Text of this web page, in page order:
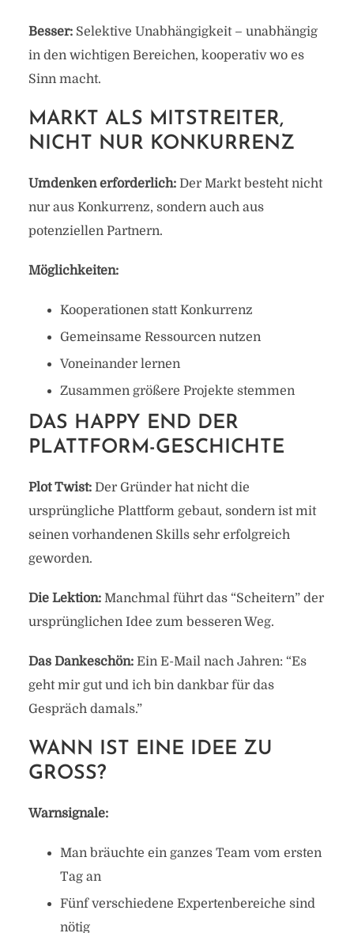
Besser:Selektive Unabhängigkeit – unabhängig
in den wichtigen Bereichen, kooperativ wo es
Sinn macht.
MARKT ALS MITSTREITER,
NICHT NUR KONKURRENZ
Umdenken erforderlich:Der Markt besteht nicht
nur aus Konkurrenz, sondern auch aus
potenziellen Partnern.
Möglichkeiten:
Kooperationen statt Konkurrenz
Gemeinsame Ressourcen nutzen
Voneinander lernen
Zusammen größere Projekte stemmen
DAS HAPPY END DER
PLATTFORM-GESCHICHTE
Plot Twist:Der Gründer hat nicht die
ursprüngliche Plattform gebaut, sondern ist mit
seinen vorhandenen Skills sehr erfolgreich
geworden.
Die Lektion:Manchmal führt das “Scheitern” der
ursprünglichen Idee zum besseren Weg.
Das Dankeschön:Ein E-Mail nach Jahren: “Es
geht mir gut und ich bin dankbar für das
Gespräch damals.”
WANN IST EINE IDEE ZU
GROSS?
Warnsignale:
Man bräuchte ein ganzes Team vom ersten
Tag an
Fünf verschiedene Expertenbereiche sind
nötig